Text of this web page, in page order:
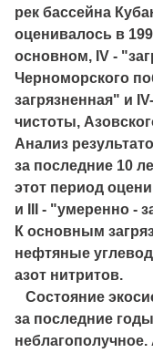
рек бассейна
оценивалось в
основном, IV -
Черноморского
загрязненная" и
чистоты,
Анализ
за последние 10
этот период
и III - "умеренно -
К основным
нефтяные
азот нитритов.
Состояние
за последние